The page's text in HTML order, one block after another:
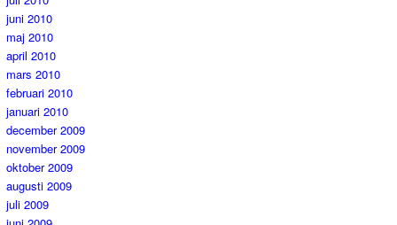
juni 2010
maj 2010
april 2010
mars 2010
februari 2010
januari 2010
december 2009
november 2009
oktober 2009
augusti 2009
juli 2009